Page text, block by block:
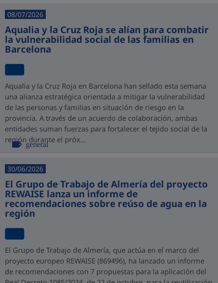
08/07/2026
Aqualia y la Cruz Roja se alían para combatir
la vulnerabilidad social de las familias en
Barcelona
Aqualia y la Cruz Roja en Barcelona han sellado esta semana
una alianza estratégica orientada a mitigar la vulnerabilidad
de las personas y familias en situación de riesgo en la
provincia. A través de un acuerdo de colaboración, ambas
entidades suman fuerzas para fortalecer el tejido social de la
región durante el próx...
general
30/06/2026
El Grupo de Trabajo de Almería del proyecto
REWAISE lanza un informe de
recomendaciones sobre reúso de agua en la
región
El Grupo de Trabajo de Almería, que actúa en el marco del
proyecto europeo REWAISE (869496), ha lanzado un informe
de recomendaciones con 7 propuestas para la aplicación del